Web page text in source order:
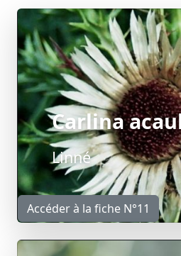
Carlina
Linné
Accéder à la fiche N°11